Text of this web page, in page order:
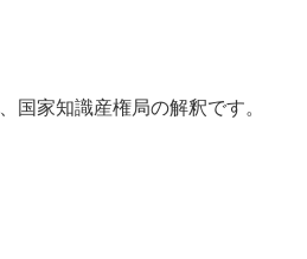
国家知識産権局の解釈です。